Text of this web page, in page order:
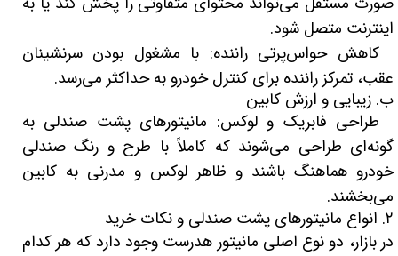
اینترنت متصل شود.
کاهش حواس‌پرتی راننده: با مشغول بودن سرنشینان
عقب، تمرکز راننده برای کنترل خودرو به حداکثر می‌رسد.
ب. زیبایی و ارزش کابین
طراحی فابریک و لوکس: مانیتورهای پشت صندلی به
گونه‌ای طراحی می‌شوند که کاملاً با طرح و رنگ صندلی
خودرو هماهنگ باشند و ظاهر لوکس و مدرنی به کابین
می‌بخشند.
۲. انواع مانیتورهای پشت صندلی و نکات خرید
در بازار، دو نوع اصلی مانیتور هدرست وجود دارد که هر کدام